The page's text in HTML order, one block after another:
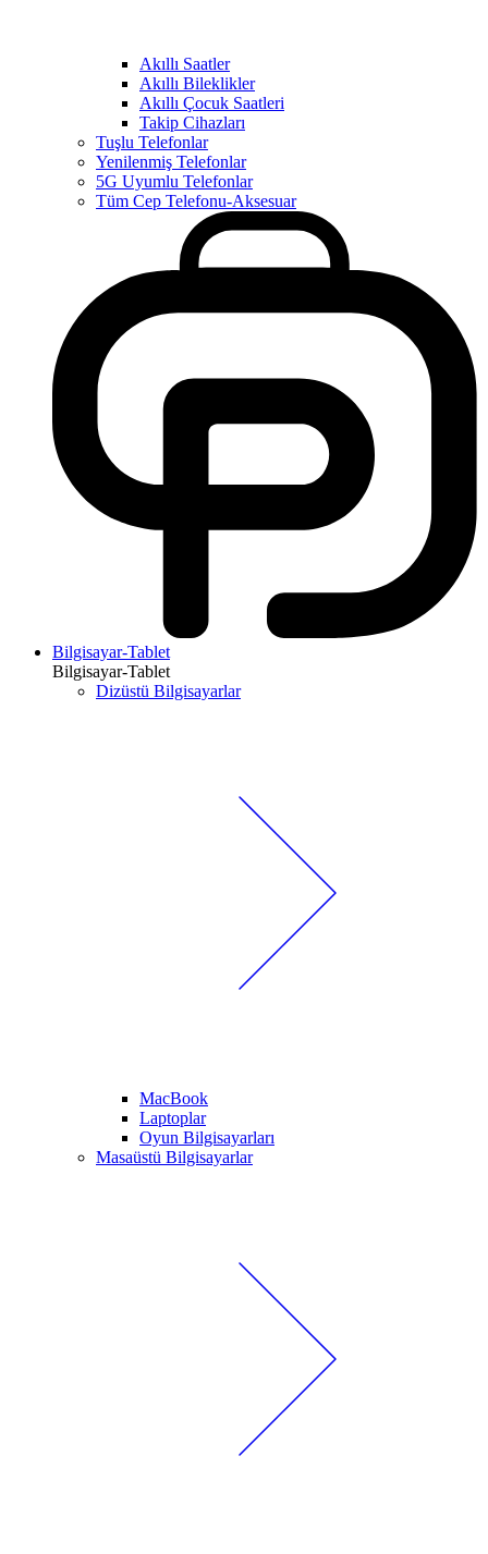
Akıllı Saatler
Akıllı Bileklikler
Akıllı Çocuk Saatleri
Takip Cihazları
Tuşlu Telefonlar
Yenilenmiş Telefonlar
5G Uyumlu Telefonlar
Tüm Cep Telefonu-Aksesuar
Bilgisayar-Tablet
Bilgisayar-Tablet
Dizüstü Bilgisayarlar
MacBook
Laptoplar
Oyun Bilgisayarları
Masaüstü Bilgisayarlar